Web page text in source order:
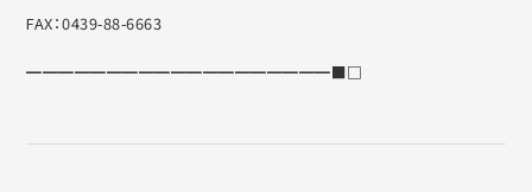
FAX：0439-88-6663
━━━━━━━━━━━━━━━━━━━■□